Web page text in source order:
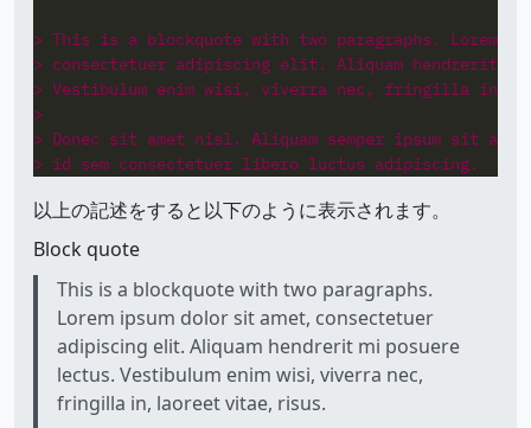
> This is a blockquote with two paragraphs. Lorem
> consectetuer adipiscing elit. Aliquam hendrerit
> Vestibulum enim wisi, viverra nec, fringilla in,
>
> Donec sit amet nisl. Aliquam semper ipsum sit
> id sem consectetuer libero luctus adipiscing.
以上の記述をすると以下のように表示されます。
Block quote
This is a blockquote with two paragraphs.
Lorem ipsum dolor sit amet, consectetuer
adipiscing elit. Aliquam hendrerit mi posuere
lectus. Vestibulum enim wisi, viverra nec,
fringilla in, laoreet vitae, risus.